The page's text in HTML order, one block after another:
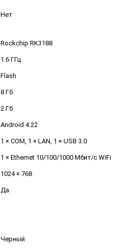
Нет
Rockchip RK3188
1.6 ГГц
Flash
8 Гб
2 Гб
Android 4.22
1 × COM, 1 × LAN, 1 × USB 3.0
1 × Ethernet 10/100/1000 Мбит/с WiFi
1024 × 768
Да
Черный